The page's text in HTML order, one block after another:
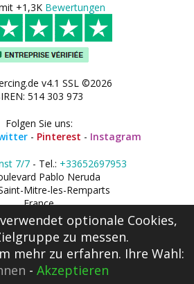
+1,3K Bewertungen
v4.1 SSL ©2026
514 303 973
Folgen Sie uns:
- Pinterest - Instagram
7/7- Tel.: +33652697953
Pablo Neruda
Mitre-les-Remparts
France
optionale Cookies,
zu messen.
mehr zu erfahren. Ihre Wahl:
- Akzeptieren